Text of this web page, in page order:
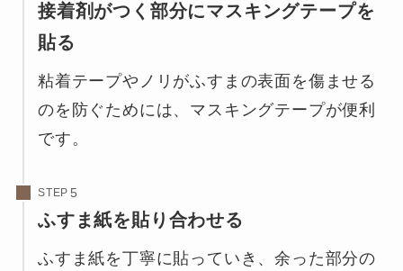
接着剤がつく部分にマスキングテープを
貼る
粘着テープやノリがふすまの表面を傷ませる
のを防ぐためには、マスキングテープが便利
です。
STEP
ふすま紙を貼り合わせる
ふすま紙を丁寧に貼っていき、余った部分の